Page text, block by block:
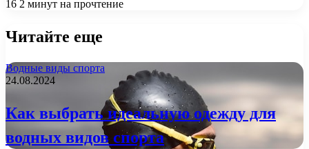
16 2 минут на прочтение
Читайте еще
Водные виды спорта
24.08.2024
Как выбрать идеальную одежду для
водных видов спорта